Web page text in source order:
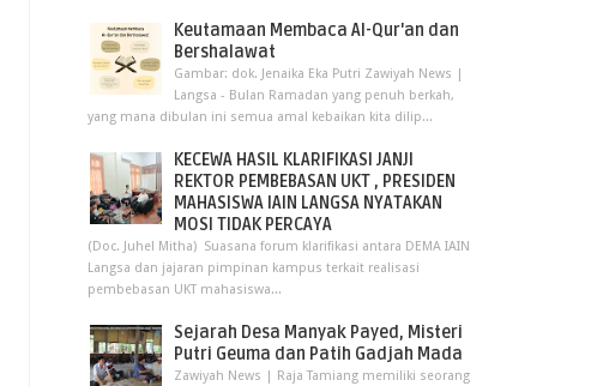
Keutamaan Membaca Al-Qur'an dan
Bershalawat
Gambar: dok. Jenaika Eka Putri Zawiyah News |
Langsa - Bulan Ramadan yang penuh berkah,
yang mana dibulan ini semua amal kebaikan kita dilip...
KECEWA HASIL KLARIFIKASI JANJI
REKTOR PEMBEBASAN UKT , PRESIDEN
MAHASISWA IAIN LANGSA NYATAKAN
MOSI TIDAK PERCAYA
(Doc. Juhel Mitha) Suasana forum klarifikasi antara DEMA IAIN
Langsa dan jajaran pimpinan kampus terkait realisasi
pembebasan UKT mahasiswa...
Sejarah Desa Manyak Payed, Misteri
Putri Geuma dan Patih Gadjah Mada
Zawiyah News | Raja Tamiang memiliki seorang